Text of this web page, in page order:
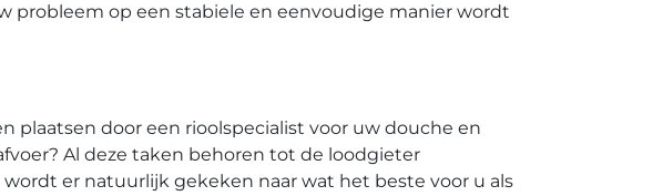
op een stabiele en eenvoudige manier wordt
plaatsen door een rioolspecialist voor uw douche en
Al deze taken behoren tot de loodgieter
er natuurlijk gekeken naar wat het beste voor u als